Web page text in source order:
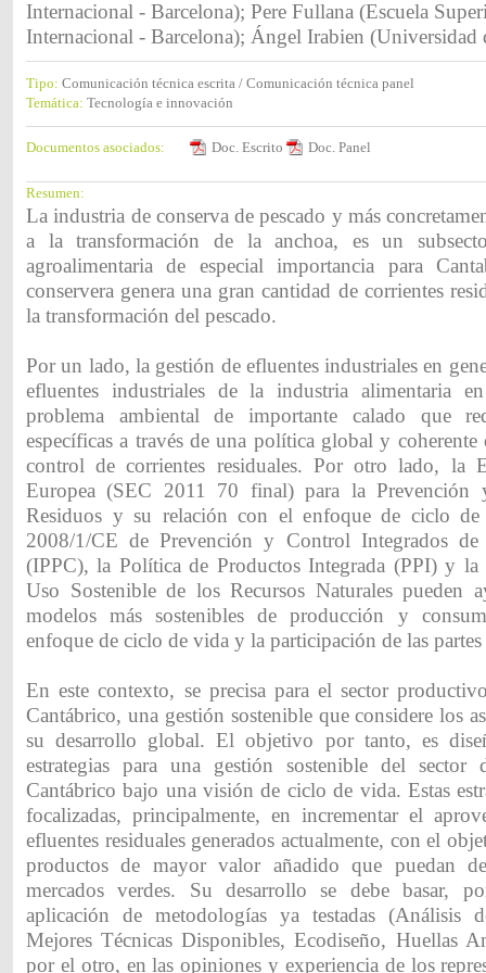
Internacional - Barcelona); Pere Fullana (Escuela
Internacional - Barcelona); Ángel Irabien (Universidad
Tipo: Comunicación técnica escrita / Comunicación técnica panel
Temática: Tecnología e innovación
Documentos asociados: Doc. Escrito Doc. Panel
Resumen:
La industria de conserva de pescado y más
a la transformación de la anchoa, es un
agroalimentaria de especial importancia para
conservera genera una gran cantidad de corrientes
la transformación del pescado.
Por un lado, la gestión de efluentes industriales en
efluentes industriales de la industria alimentaria
problema ambiental de importante calado que
específicas a través de una política global y
control de corrientes residuales. Por otro lado, la
Europea (SEC 2011 70 final) para la Prevención
Residuos y su relación con el enfoque de ciclo
2008/1/CE de Prevención y Control Integrados de
(IPPC), la Política de Productos Integrada (PPI) y la
Uso Sostenible de los Recursos Naturales pueden
modelos más sostenibles de producción y
enfoque de ciclo de vida y la participación de las partes
En este contexto, se precisa para el sector
Cantábrico, una gestión sostenible que considere los
su desarrollo global. El objetivo por tanto, es
estrategias para una gestión sostenible del
Cantábrico bajo una visión de ciclo de vida. Estas
focalizadas, principalmente, en incrementar el
efluentes residuales generados actualmente, con el
productos de mayor valor añadido que puedan
mercados verdes. Su desarrollo se debe basar,
aplicación de metodologías ya testadas (Análisis
Mejores Técnicas Disponibles, Ecodiseño, Huellas
por el otro, en las opiniones y experiencia de los